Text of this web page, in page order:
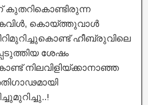
കുതറികൊണ്ടിരുന്ന
കൊയ്ത്തുവാൾ
ഹീബ്രുവിലെ
ശേഷം
നിലവിളിയ്ക്കാനാഞ്ഞ